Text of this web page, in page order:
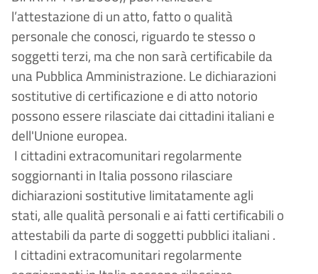
l’attestazione di un atto, fatto o qualità
personale che conosci, riguardo te stesso o
soggetti terzi, ma che non sarà certificabile da
una Pubblica Amministrazione. Le dichiarazioni
sostitutive di certificazione e di atto notorio
possono essere rilasciate dai cittadini italiani e
dell'Unione europea.
I cittadini extracomunitari regolarmente
soggiornanti in Italia possono rilasciare
dichiarazioni sostitutive limitatamente agli
stati, alle qualità personali e ai fatti certificabili o
attestabili da parte di soggetti pubblici italiani .
I cittadini extracomunitari regolarmente